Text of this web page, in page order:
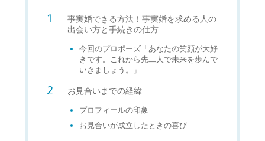
事実婚できる方法！事実婚を求める人の
出会い方と手続きの仕方
今回のプロポーズ「あなたの笑顔が大好
きです。これから先二人で未来を歩んで
いきましょう。」
お見合いまでの経緯
プロフィールの印象
お見合いが成立したときの喜び